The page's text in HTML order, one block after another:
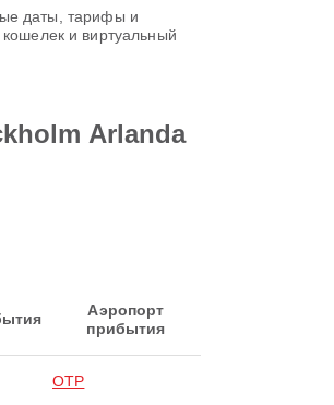
даты, тарифы и
и виртуальный
Arlanda
Аэропорт
прибытия
OTP